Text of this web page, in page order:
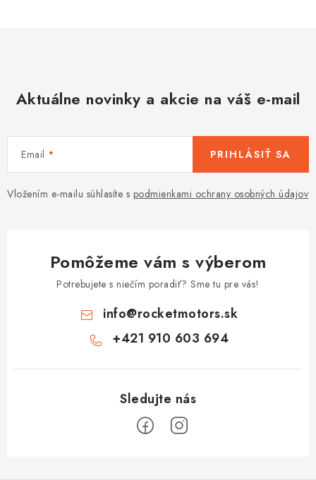
Aktuálne novinky a akcie na váš e-mail
Email
Vložením e-mailu súhlasíte s podmienkami ochrany osobných údajov
PRIHLÁSIŤ SA
Pomôžeme vám s výberom
Potrebujete s niečím poradiť? Sme tu pre vás!
info@rocketmotors.sk
+421 910 603 694